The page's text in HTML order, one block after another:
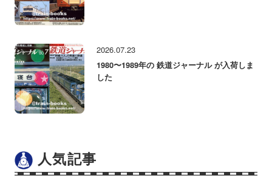
2026.07.23
1980〜1989年の 鉄道ジャーナル が入荷しま
した
人気記事